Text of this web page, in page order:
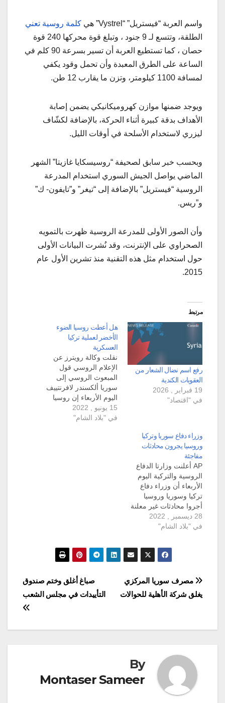
واسم العربة “فيستريل” “Vystrel” هي
كلمة روسية تعني
الطلقة، وتتسع لـ 9 جنود ، وتبلغ قوة محركها 240 قوة
حصان ، كما تستطيع العربة أن تسير بسرعة 90 كلم في
الساعة على الطرق المعبدة وأن تحمل وقود يكفي
لمسافة 1100 كيلومتر، وتزن ما يقارب 12 طن.
ويوجد ضمنها موازن كهروميكانيكي يضمن إصابة
الأهداف بدقة كبيرة أثناء الحركة، بالإضافة لكشّاف
ليزري لاستخدام الأسلحة في أوقات الليل.
وبحسب خبر سابق لصحيفة “روسيسكايا غازيتا” الشهر
الماضي يواصل الجيش السوري استخدام المدرعة
الروسية “فيستريل” بالإضافة إلى “تيغر” و”تايفون- ك”
و”ريس.
وأن الصور الأولى للمدرعة الروسية ظهرت بالتمويه
الصحراوي على الإنترنت، وقد نُشرت البيانات الأولى
حول استخدام مثل هذه التقنية منذ تشرين الأول عام
2015.
مرتبط
رفع اسم نضال الشعار من
العقوبات الكندية
19 فبراير , 2026
في "اقتصاد"
هل أعطت روسيا الضوء
الأخضر لعملية تركيا
العسكرية
نقلت وكالة رويترز عن
الإعلام الروسي قول
المبعوث الروسي إلى
سوريا ألكسندر لافرنتييف
اليوم الأربعاء إن روسيا
تعتبر "عملية تركيا
العسكرية" التي من
15 يونيو , 2022
في "بلاد الشام"
وزراء دفاع سوريا وتركيا
وروسيا يجرون محادثات
مفاجئة
AP أعلنت وزارتا الدفاع
الروسية والتركية اليوم
الأربعاء أن وزراء دفاع
تركيا وسوريا وروسيا
أجروا محادثات غير معلنة
مسبقاً في موسكو. ويعتبر
هذا الاجتماع الأول بين
والتركمي منذ اندلاع
الأزمة في سوريا منذ 11
الدفاع التركية: إن رؤساء
المخابرات السورية
والتركية والروسية أيضاً…
28 ديسمبر , 2022
في "بلاد الشام"
تصفّح
المقالات
صباغ أغلق وختم صندوق
التأييدات في مجلس الشعب
مصرف سوريا المركزي
يغلق شركة الأهلية للحوالات
By
Montaser Sameer